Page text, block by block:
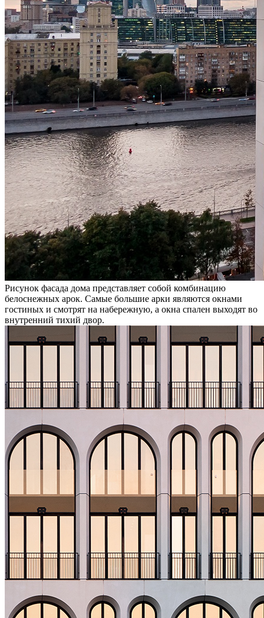
Рисунок фасада дома представляет собой комбинацию
белоснежных арок. Самые большие арки являются окнами
гостиных и смотрят на набережную, а окна спален выходят во
внутренний тихий двор.